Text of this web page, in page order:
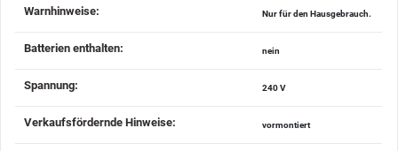
Warnhinweise‍: Nur für den Hausgebrauch.
Batterien enthalten‍: nein
Spannung‍: 240 V
Verkaufsfördernde Hinweise‍: vormontiert